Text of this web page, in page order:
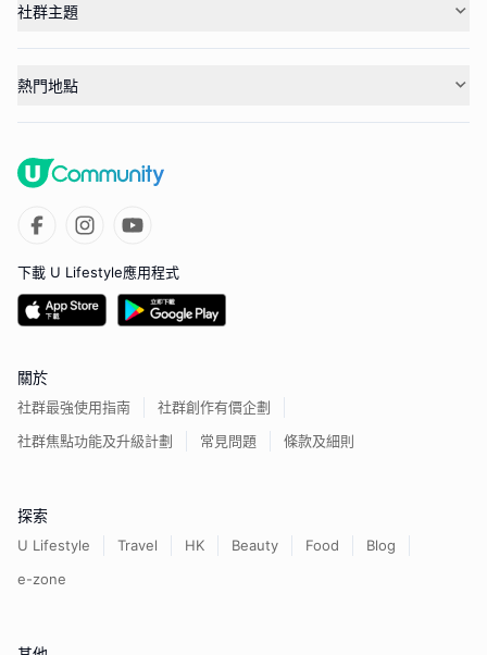
社群主題
熱門地點
下載 U Lifestyle應用程式
關於
社群最強使用指南
社群創作有價企劃
社群焦點功能及升級計劃
常見問題 條款及細則
探索
U Lifestyle Travel HK Beauty Food
Blog
e-zone